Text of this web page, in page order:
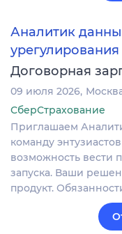
Аналитик
Договорная
09 июля 2026
СберСтрахование
Приглашаем
команду
возможность вести
запуска. Ваши
продукт.